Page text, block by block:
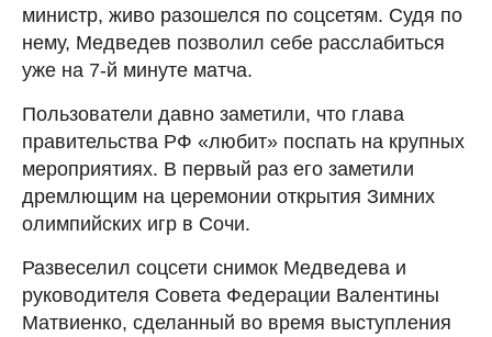
министр, живо разошелся по соцсетям. Судя по
нему, Медведев позволил себе расслабиться
уже на 7-й минуте матча.
Пользователи давно заметили, что глава
правительства РФ «любит» поспать на крупных
мероприятиях. В первый раз его заметили
дремлющим на церемонии открытия Зимних
олимпийских игр в Сочи.
Развеселил соцсети снимок Медведева и
руководителя Совета Федерации Валентины
Матвиенко, сделанный во время выступления